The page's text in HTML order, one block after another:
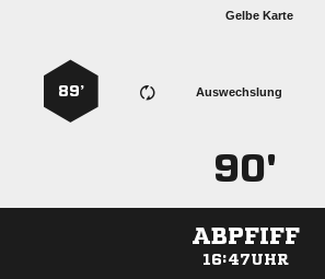
Gelbe Karte
Auswechslung
89’
90'
ABPFIFF
16:47UHR